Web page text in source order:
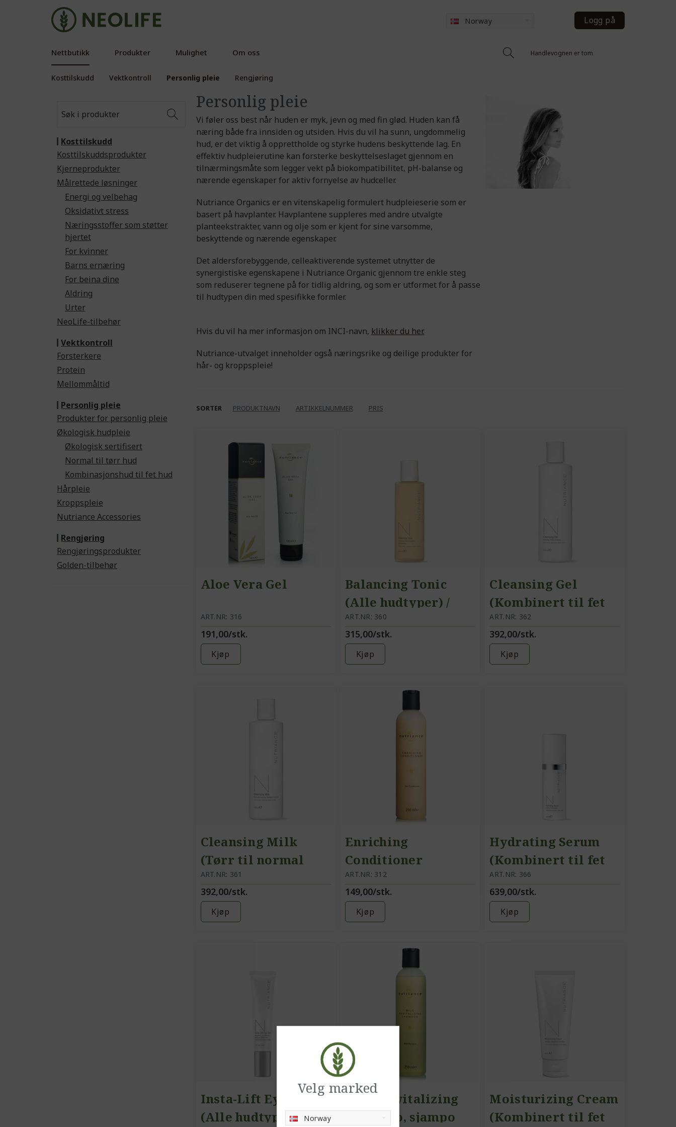
Norway Logg på
Handlevognen er tom
Nettbutikk Produkter Mulighet Om oss
Kosttilskudd Vektkontroll Personlig pleie Rengjøring
Velg marked
Norway
Kosttilskudd
Kosttilskuddsprodukter
Kjerneprodukter
Målrettede løsninger
Energi og velbehag
Oksidativt stress
Næringsstoffer som støtter
hjertet
For kvinner
Barns ernæring
For beina dine
Aldring
Urter
NeoLife-tilbehør
Vektkontroll
Forsterkere
Protein
Mellommåltid
Personlig pleie
Produkter for personlig pleie
Økologisk hudpleie
Økologisk sertifisert
Normal til tørr hud
Kombinasjonshud til fet hud
Hårpleie
Kroppspleie
Nutriance Accessories
Rengjøring
Rengjøringsprodukter
Golden-tilbehør
Personlig pleie
Vi føler oss best når huden er myk, jevn og med fin glød. Huden kan få
næring både fra innsiden og utsiden. Hvis du vil ha sunn, ungdommelig
hud, er det viktig å opprettholde og styrke hudens beskyttende lag. En
effektiv hudpleierutine kan forsterke beskyttelseslaget gjennom en
tilnærmingsmåte som legger vekt på biokompatibilitet, pH-balanse og
nærende egenskaper for aktiv fornyelse av hudceller.
Nutriance Organics er en vitenskapelig formulert hudpleieserie som er
basert på havplanter. Havplantene suppleres med andre utvalgte
planteekstrakter, vann og olje som er kjent for sine varsomme,
beskyttende og nærende egenskaper.
Det aldersforebyggende, celleaktiverende systemet utnytter de
synergistiske egenskapene i Nutriance Organic gjennom tre enkle steg
som reduserer tegnene på for tidlig aldring, og som er utformet for å passe
til hudtypen din med spesifikke formler.
Hvis du vil ha mer informasjon om INCI-navn, klikker du her.
Nutriance-utvalget inneholder også næringsrike og deilige produkter for
hår- og kroppspleie!
SORTER PRODUKTNAVN ARTIKKELNUMMER PRIS
Aloe Vera Gel
ART.NR: 316
191,00/stk.
Kjøp
Balancing Tonic
(Alle hudtyper) /
Ansiktsvann
ART.NR: 360
315,00/stk.
Kjøp
Cleansing Gel
(Kombinert til fet
hud)
ART.NR: 362
392,00/stk.
Kjøp
Cleansing Milk
(Tørr til normal
hud) /
Rengjøringskrem
ART.NR: 361
392,00/stk.
Kjøp
Enriching
Conditioner
ART.NR: 312
149,00/stk.
Kjøp
Hydrating Serum
(Kombinert til fet
hud) / Gjenfuktende
serum
ART.NR: 366
639,00/stk.
Kjøp
Insta-Lift Eye Gel,
(Alle hudtyper) /
Mild Revitalizing
Shampoo, sjampo
Moisturizing Cream
(Kombinert til fet